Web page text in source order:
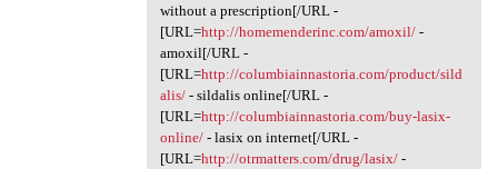
without a prescription[/URL -
[URL=http://homemenderinc.com/amoxil/-
amoxil[/URL -
[URL=http://columbiainnastoria.com/product/sild
alis/- sildalis online[/URL -
[URL=http://columbiainnastoria.com/buy-lasix-
online/- lasix on internet[/URL -
[URL=http://otrmatters.com/drug/lasix/-